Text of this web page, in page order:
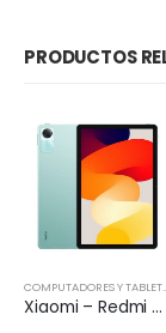
PRODUCTOS
TABLETA
Xiaomi – Redmi Pad SE – Android – Snapdragon 680